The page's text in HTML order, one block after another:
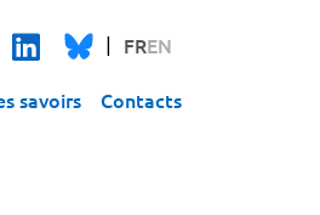
FREN
savoirs Contacts